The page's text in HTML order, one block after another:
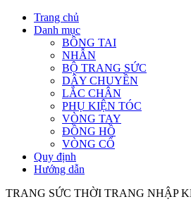
Skip
Trang chủ
Danh mục
BÔNG TAI
NHẪN
BỘ TRANG SỨC
DÂY CHUYỀN
LẮC CHÂN
PHỤ KIỆN TÓC
VÒNG TAY
ĐỒNG HỒ
VÒNG CỔ
Quy định
Hướng dẫn
TRANG SỨC THỜI TRANG NHẬP